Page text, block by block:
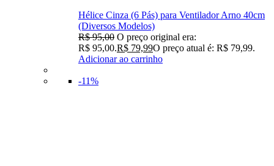
Hélice Cinza (6 Pás) para Ventilador Arno 40cm
(Diversos Modelos)
R$95,00 O preço original era:
R$ 95,00.R$ 79,99O preço atual é: R$ 79,99.
Adicionar ao carrinho
-11%